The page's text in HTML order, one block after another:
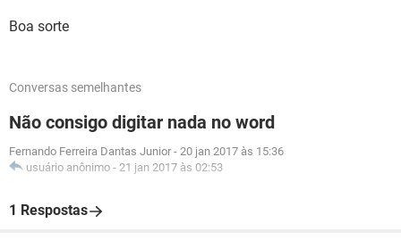
Boa sorte
Conversas semelhantes
Não consigo digitar nada no word
Fernando Ferreira Dantas Junior - 20 jan 2017 às 15:36
usuário anônimo - 21 jan 2017 às 02:53
1 Respostas